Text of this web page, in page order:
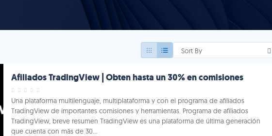
Sort By
Afiliados TradingView | Obten hasta un 30% en comisiones
Una plataforma multilenguaje, multiplataforma y con el programa de afiliados
TradingView de importantes comisiones y herramientas. Programa de afiliados
TradingView, breve resumen TradingView es una plataforma de última generación
que cuenta con más de 30...